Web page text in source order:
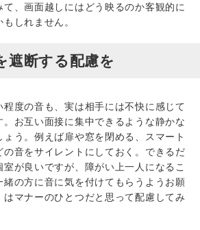
、画面越しにはどう映るのか客観的に
しれません。
遮断する配慮を
程度の音も、実は相手には不快に感じて
。お互い面接に集中できるような静かな
う。例えば扉や窓を閉める、スマート
の音をサイレントにしておく。できるだ
が良いですが、障がい上一人になるこ
緒の方に音に気を付けてもらうようお願
はマナーのひとつだと思って配慮してみ